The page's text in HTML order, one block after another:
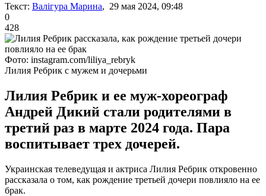
Текст: Валігура Марина, 29 мая 2024, 09:48
0
428
Фото: instagram.com/liliya_rebryk
Лилия Ребрик с мужем и дочерьми
Лилия Ребрик и ее муж-хореограф
Андрей Дикий стали родителями в
третий раз в марте 2024 года. Пара
воспитывает трех дочерей.
Украинская телеведущая и актриса Лилия Ребрик откровенно
рассказала о том, как рождение третьей дочери повлияло на ее
брак.